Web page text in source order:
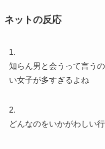
ネットの反応
1.
知らん男と会うって言う
い女子が多すぎるよね
2.
どんなのをいかがわしい